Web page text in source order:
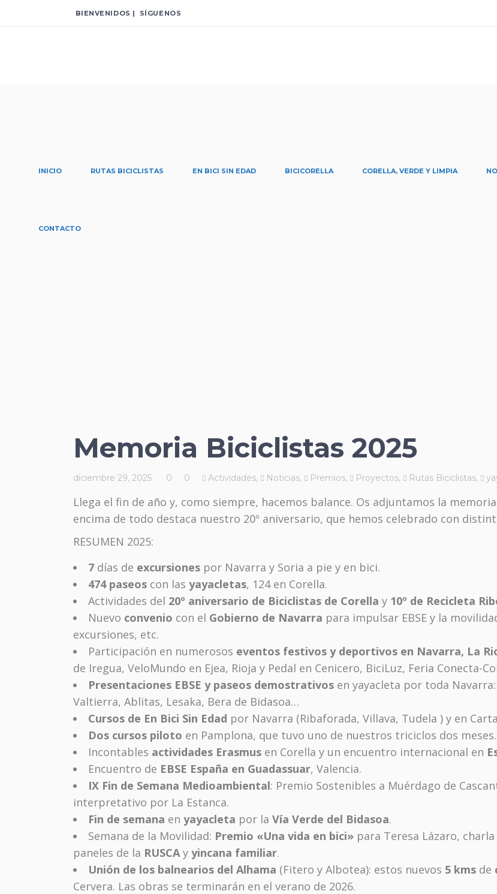
BIENVENIDOS | SÍGUENOS
INICIO RUTAS BICICLISTAS EN BICI SIN EDAD BICICORELLA CORELLA, VERDE Y LIMPIA
CONTACTO
Memoria Biciclistas 2025
diciembre 29, 2025 0 0 Actividades, Noticias, Premios, Proyectos, Rutas Biciclistas,
Llega el fin de año y, como siempre, hacemos balance. Os adjuntamos la
encima de todo destaca nuestro 20º aniversario, que hemos celebrado con
RESUMEN 2025:
7 días de excursiones por Navarra y Soria a pie y en bici.
474 paseos con las yayacletas, 124 en Corella.
Actividades del 20º aniversario de Biciclistas de Corella y 10º de Recicleta
Nuevo convenio con el Gobierno de Navarra para impulsar EBSE y la
excursiones, etc.
Participación en numerosos eventos festivos y deportivos en Navarra, La
de Iregua, VeloMundo en Ejea, Rioja y Pedal en Cenicero, BiciLuz, Feria Conecta-
Presentaciones EBSE y paseos demostrativos en yayacleta por toda
Valtierra, Ablitas, Lesaka, Bera de Bidasoa…
Cursos de En Bici Sin Edad por Navarra (Ribaforada, Villava, Tudela ) y en
Dos cursos piloto en Pamplona, que tuvo uno de nuestros triciclos dos meses.
Incontables actividades Erasmus en Corella y un encuentro internacional en
Encuentro de EBSE España en Guadassuar, Valencia.
IX Fin de Semana Medioambiental: Premio Sostenibles a Muérdago de
interpretativo por La Estanca.
Fin de semana en yayacleta por la Vía Verde del Bidasoa.
Semana de la Movilidad: Premio «Una vida en bici» para Teresa Lázaro,
paneles de la RUSCAy yincana familiar.
Unión de los balnearios del Alhama (Fitero y Albotea): estos nuevos 5 kms de
Cervera. Las obras se terminarán en el verano de 2026.